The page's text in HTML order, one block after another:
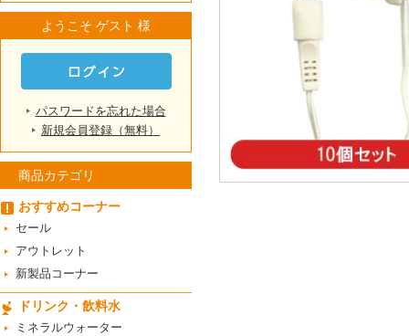
ようこそ ゲスト 様
パスワードを忘れた場合
新規会員登録（無料）
商品カテゴリ
おすすめコーナー
セール
アウトレット
新製品コーナー
ドリンク・飲料水
ミネラルウォーター